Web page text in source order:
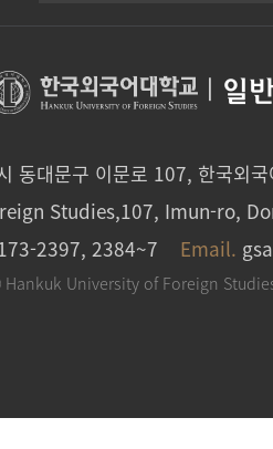
| 일
동대문구 이문로 107, 한국외
Studies,107, Imun-ro,
2397, 2384~7 Email.
University of Foreign